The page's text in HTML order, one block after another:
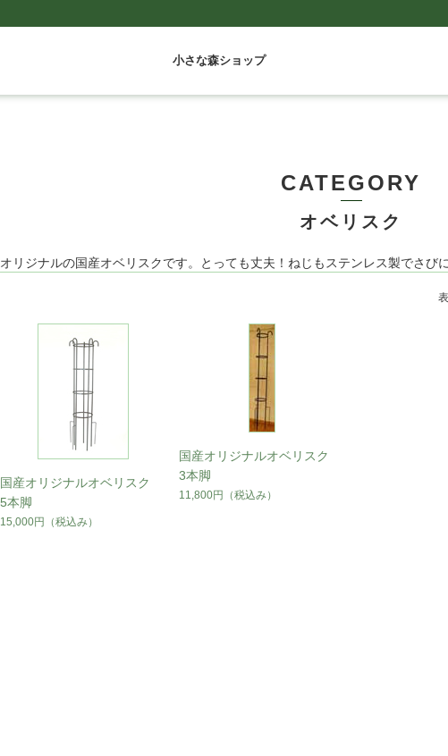
小さな森ショップ
CATEGORY
オベリスク
オリジナルの国産オベリスクです。とっても丈夫！ねじもステンレス製でさび
国産オリジナルオベリスク
5本脚
15,000円 （税込み）
国産オリジナルオベリスク
3本脚
11,800円 （税込み）